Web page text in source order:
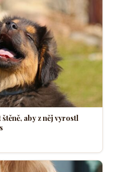
aby z něj vyrostl